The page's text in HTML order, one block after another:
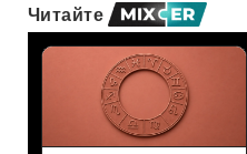
Читайте